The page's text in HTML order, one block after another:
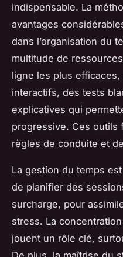
indispensable. La
avantages
dans l’organisation du
multitude de
ligne les plus
interactifs, des tests
explicatives qui
progressive. Ces outils
règles de conduite et
La gestion du temps
de planifier des
surcharge, pour
stress. La
jouent un rôle clé,